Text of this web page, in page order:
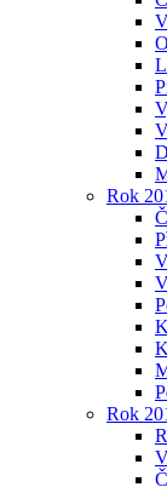
Rok
Rok